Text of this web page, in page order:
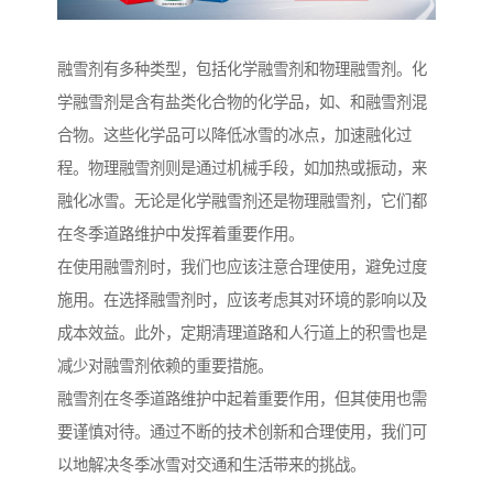
融雪剂有多种类型，包括化学融雪剂和物理融雪剂。化
学融雪剂是含有盐类化合物的化学品，如、和融雪剂混
合物。这些化学品可以降低冰雪的冰点，加速融化过
程。物理融雪剂则是通过机械手段，如加热或振动，来
融化冰雪。无论是化学融雪剂还是物理融雪剂，它们都
在冬季道路维护中发挥着重要作用。
在使用融雪剂时，我们也应该注意合理使用，避免过度
施用。在选择融雪剂时，应该考虑其对环境的影响以及
成本效益。此外，定期清理道路和人行道上的积雪也是
减少对融雪剂依赖的重要措施。
融雪剂在冬季道路维护中起着重要作用，但其使用也需
要谨慎对待。通过不断的技术创新和合理使用，我们可
以地解决冬季冰雪对交通和生活带来的挑战。